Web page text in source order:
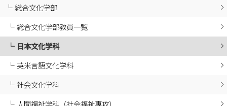
2024年05月
2024年04月
2024年03月
2024年02月
総合文化学部
総合文化学部教員一覧
日本文化学科
英米言語文化学科
社会文化学科
人間福祉学科（社会福祉専攻）